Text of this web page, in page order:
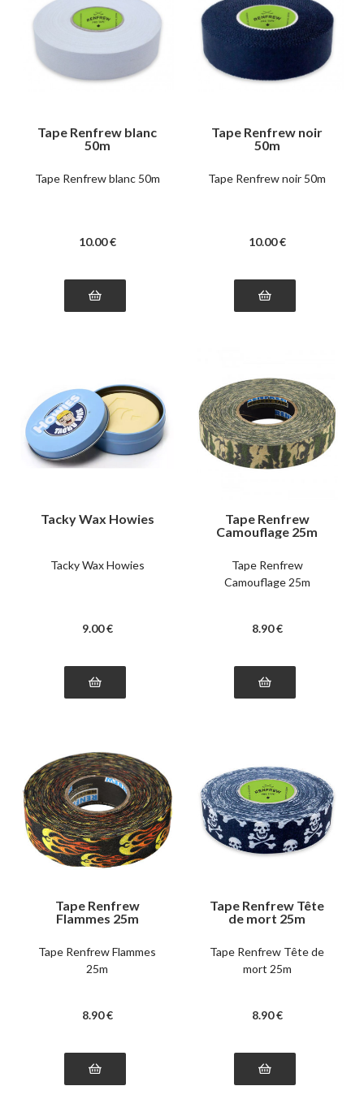
Tape Renfrew blanc
50m
Tape Renfrew blanc 50m
10.00 €
Tape Renfrew noir
50m
Tape Renfrew noir 50m
10.00 €
Tacky Wax Howies
Tacky Wax Howies
9.00 €
Tape Renfrew
Camouflage 25m
Tape Renfrew
Camouflage 25m
8.90 €
Tape Renfrew
Flammes 25m
Tape Renfrew Flammes
25m
8.90 €
Tape Renfrew Tête
de mort 25m
Tape Renfrew Tête de
mort 25m
8.90 €